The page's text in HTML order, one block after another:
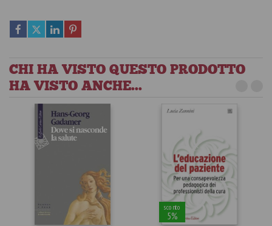
CHI HA VISTO QUESTO PRODOTTO
HA VISTO ANCHE...
sconto
5%